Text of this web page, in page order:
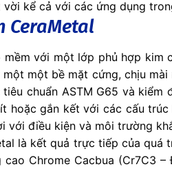
vời kể cả với các ứng dụng
CeraMetal
mềm với một lớp phủ hợp
một bề mặt cứng, chịu
chuẩn ASTM G65 và
hoặc gắn kết với các cấu
với điều kiện và môi trường
là kết quả trực tiếp của quá
Chrome Cacbua (Cr7C3